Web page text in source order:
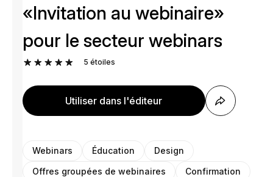
«Invitation au webinaire»
pour le secteur webinars
5 étoiles
Utiliser dans l'éditeur
Webinars Éducation
Design
Offres groupées de webinaires
Confirmation